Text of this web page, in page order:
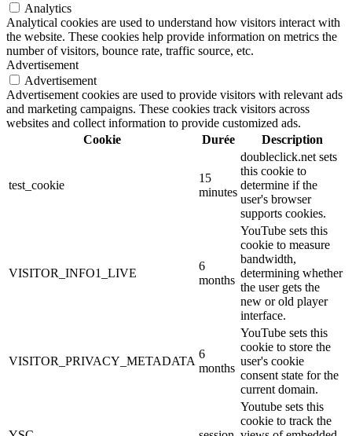
Analytics
Analytical cookies are used to understand how visitors interact with
the website. These cookies help provide information on metrics the
number of visitors, bounce rate, traffic source, etc.
Advertisement
Advertisement
Advertisement cookies are used to provide visitors with relevant ads
and marketing campaigns. These cookies track visitors across
websites and collect information to provide customized ads.
Cookie
Durée Description
test_cookie
15
minutes
doubleclick.net sets
this cookie to
determine if the
user's browser
supports cookies.
VISITOR_INFO1_LIVE
6
months
YouTube sets this
cookie to measure
bandwidth,
determining whether
the user gets the
new or old player
interface.
VISITOR_PRIVACY_METADATA
6
months
YouTube sets this
cookie to store the
user's cookie
consent state for the
current domain.
Youtube sets this
cookie to track the